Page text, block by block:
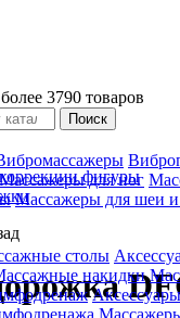
более 3790 товаров
Массажеры для ног
Массажеры для шеи
столы
накидки
Поиск
фигуры